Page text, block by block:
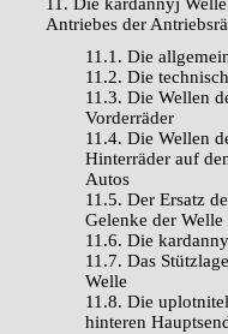
Antriebes der
11.1. Die
11.2. Die
11.3. Die Wellen
Vorderräder
11.4. Die Wellen
Hinterräder auf
Autos
11.5. Der Ersatz
Gelenke der Welle
11.6. Die
11.7. Das
Welle
11.8. Die
hinteren